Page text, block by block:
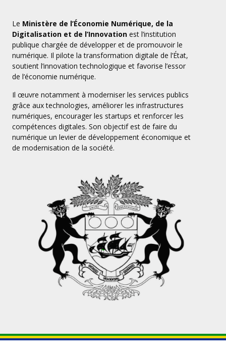
Le Ministère de l’Économie Numérique, de la
Digitalisation et de l’Innovation est l’institution
publique chargée de développer et de promouvoir le
numérique. Il pilote la transformation digitale de l’État,
soutient l’innovation technologique et favorise l’essor
de l’économie numérique.
Il œuvre notamment à moderniser les services publics
grâce aux technologies, améliorer les infrastructures
numériques, encourager les startups et renforcer les
compétences digitales. Son objectif est de faire du
numérique un levier de développement économique et
de modernisation de la société.